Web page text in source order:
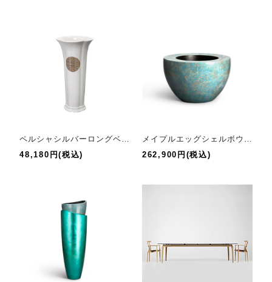
ペルシャシルバーロングベース
48,180円(税込)
メイプルエッグシェルボウル
262,900円(税込)